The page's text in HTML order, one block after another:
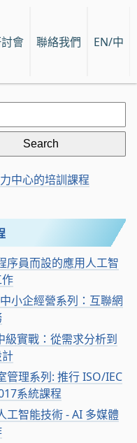
會 聯絡我們 EN/中
中心的培訓課程
序員而設的應用人工智
小企經營系列：互聯網
級實戰：從需求分析到
管理系列: 推行 ISO/IEC
系統課程
工智能技術 - AI 多媒體